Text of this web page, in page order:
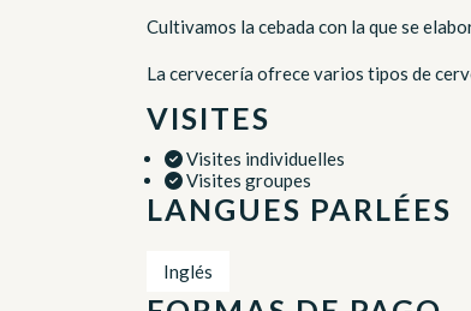
Cultivamos la cebada con la que se
La cervecería ofrece varios tipos de
VISITES
Visites individuelles
Visites groupes
LANGUES PARLÉES
Inglés